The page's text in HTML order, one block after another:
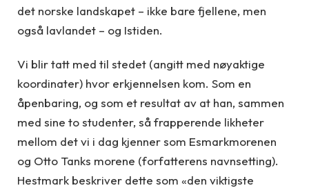
det norske landskapet – ikke bare fjellene, men
også lavlandet – og Istiden.
Vi blir tatt med til stedet (angitt med nøyaktige
koordinater) hvor erkjennelsen kom. Som en
åpenbaring, og som et resultat av at han, sammen
med sine to studenter, så frapperende likheter
mellom det vi i dag kjenner som Esmarkmorenen
og Otto Tanks morene (forfatterens navnsetting).
Hestmark beskriver dette som «den viktigste